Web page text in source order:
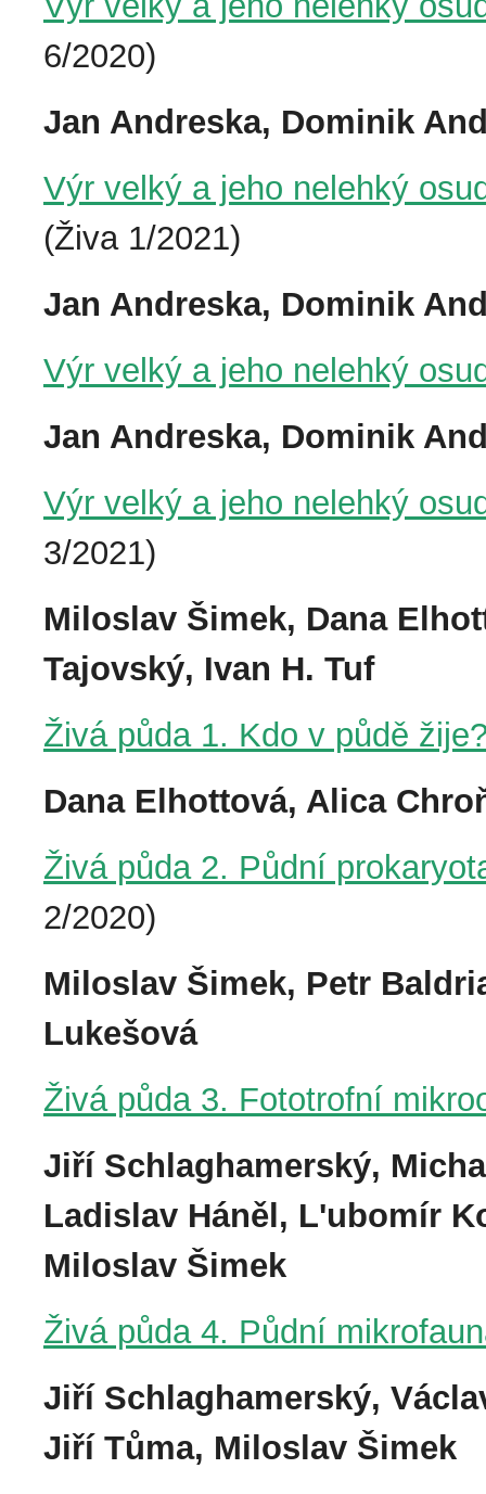
6/2020)
Jan Andreska, Dominik
Výr velký a jeho nelehký
(Živa 1/2021)
Jan Andreska, Dominik
Výr velký a jeho nelehký
Jan Andreska, Dominik
Výr velký a jeho nelehký
3/2021)
Miloslav Šimek, Dana
Tajovský, Ivan H. Tuf
Živá půda 1. Kdo v půdě
Dana Elhottová, Alica
Živá půda 2. Půdní
2/2020)
Miloslav Šimek, Petr
Lukešová
Živá půda 3. Fototrofní
Jiří Schlaghamerský,
Ladislav Háněl, L'ubomír
Miloslav Šimek
Živá půda 4. Půdní
Jiří Schlaghamerský,
Jiří Tůma, Miloslav Šimek